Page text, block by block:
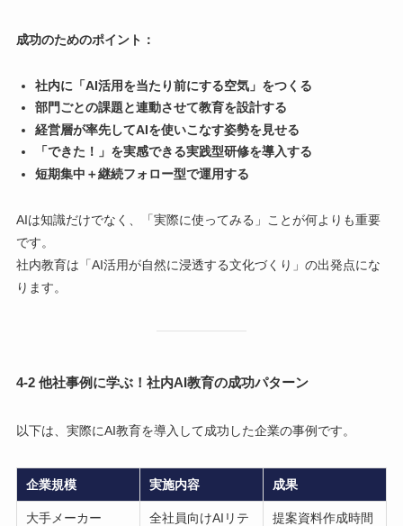
成功のためのポイント：
社内に「AI活用を当たり前にする空気」をつくる
部門ごとの課題と連動させて教育を設計する
経営層が率先してAIを使いこなす姿勢を見せる
「できた！」を実感できる実践型研修を導入する
短期集中＋継続フォロー型で運用する
AIは知識だけでなく、「実際に使ってみる」ことが何よりも重要
です。
社内教育は「AI活用が自然に浸透する文化づくり」の出発点にな
ります。
4-2 他社事例に学ぶ！社内AI教育の成功パターン
以下は、実際にAI教育を導入して成功した企業の事例です。
企業規模 実施内容 成果
大手メーカー
全社員向けAIリテ
提案資料作成時間